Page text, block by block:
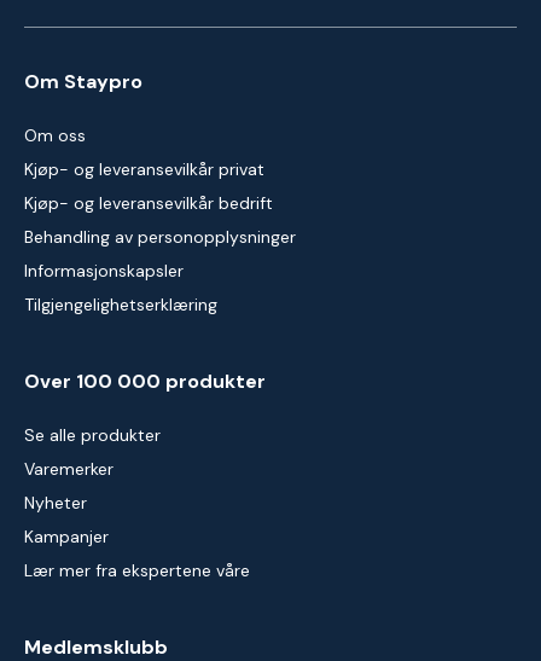
Om Staypro
Om oss
Kjøp- og leveransevilkår privat
Kjøp- og leveransevilkår bedrift
Behandling av personopplysninger
Informasjonskapsler
Tilgjengelighetserklæring
Over 100 000 produkter
Se alle produkter
Varemerker
Nyheter
Kampanjer
Lær mer fra ekspertene våre
Medlemsklubb